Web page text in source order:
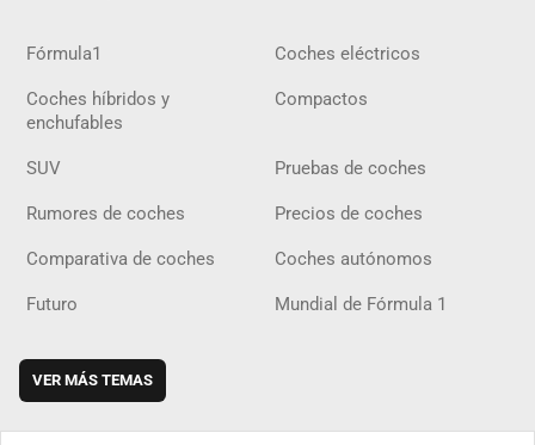
Fórmula1 Coches eléctricos
Coches híbridos y
enchufables
Compactos
SUV Pruebas de coches
Rumores de coches Precios de coches
Comparativa de coches Coches autónomos
Futuro Mundial de Fórmula 1
VER MÁS TEMAS